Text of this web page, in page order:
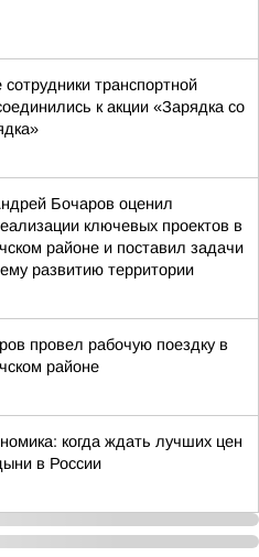
транспортной
к акции «Зарядка со
Бочаров оценил
ключевых проектов в
районе и поставил задачи
развитию территории
провел рабочую поездку в
районе
когда ждать лучших цен
в России